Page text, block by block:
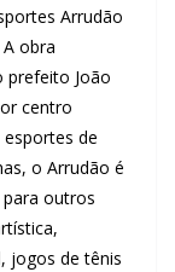
Arrudão
obra
prefeito João
centro
de
o Arrudão é
outros
jogos de tênis